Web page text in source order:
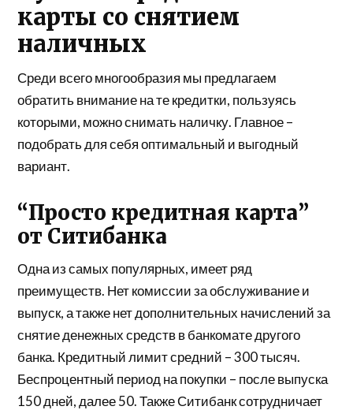
карты со снятием
наличных
Среди всего многообразия мы предлагаем
обратить внимание на те кредитки, пользуясь
которыми, можно снимать наличку. Главное –
подобрать для себя оптимальный и выгодный
вариант.
“Просто кредитная карта”
от Ситибанка
Одна из самых популярных, имеет ряд
преимуществ. Нет комиссии за обслуживание и
выпуск, а также нет дополнительных начислений за
снятие денежных средств в банкомате другого
банка. Кредитный лимит средний – 300 тысяч.
Беспроцентный период на покупки – после выпуска
150 дней, далее 50. Также Ситибанк сотрудничает